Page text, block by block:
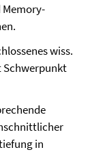
wiss.
Schwerpunkt
in